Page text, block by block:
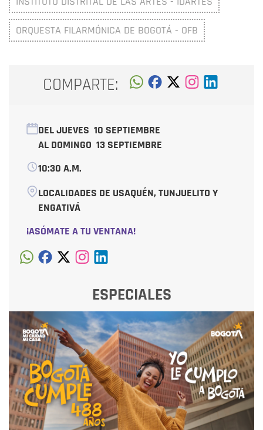
ORQUESTA FILARMÓNICA DE BOGOTÁ - OFB
COMPARTE:
DEL JUEVES 10 SEPTIEMBRE
AL DOMINGO 13 SEPTIEMBRE
10:30 A.M.
LOCALIDADES DE USAQUÉN, TUNJUELITO Y
ENGATIVÁ
¡ASÓMATE A TU VENTANA!
ESPECIALES